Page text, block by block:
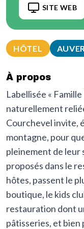
HÔTEL
À propos
Labellisée «
naturellement
Courchevel invite,
montagne, pour
pleinement de leur
proposés dans le
hôtes, passent le
boutique, le kids
restauration dont
pâtisseries, et bien
SITE WEB